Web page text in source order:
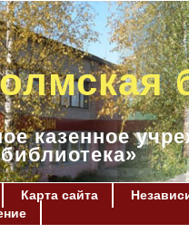
казенное
Карта сайта